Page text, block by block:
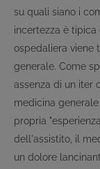
su quali siano i
incertezza è
ospedaliera viene
generale. Come
assenza di un iter
medicina
propria
dell'assistito, il
un dolore